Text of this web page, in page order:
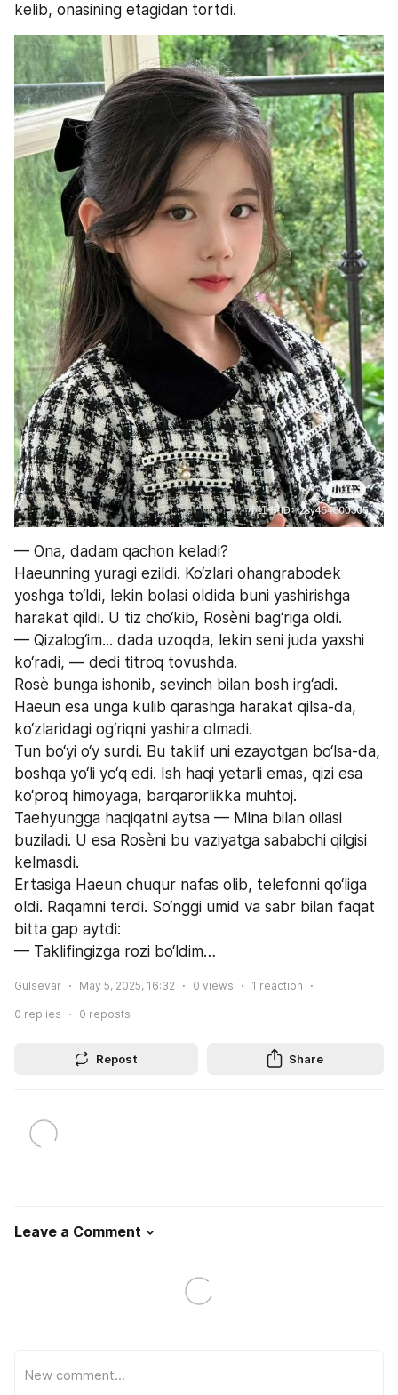
kelib, onasining etagidan tortdi.
— Ona, dadam qachon keladi?
Haeunning yuragi ezildi. Ko‘zlari ohangrabodek
yoshga to‘ldi, lekin bolasi oldida buni yashirishga
harakat qildi. U tiz cho‘kib, Rosèni bag‘riga oldi.
— Qizalog‘im... dada uzoqda, lekin seni juda yaxshi
ko‘radi, — dedi titroq tovushda.
Rosè bunga ishonib, sevinch bilan bosh irg‘adi.
Haeun esa unga kulib qarashga harakat qilsa-da,
ko‘zlaridagi og‘riqni yashira olmadi.
Tun bo‘yi o‘y surdi. Bu taklif uni ezayotgan bo‘lsa-da,
boshqa yo‘li yo‘q edi. Ish haqi yetarli emas, qizi esa
ko‘proq himoyaga, barqarorlikka muhtoj.
Taehyungga haqiqatni aytsa — Mina bilan oilasi
buziladi. U esa Rosèni bu vaziyatga sababchi qilgisi
kelmasdi.
Ertasiga Haeun chuqur nafas olib, telefonni qo‘liga
oldi. Raqamni terdi. So‘nggi umid va sabr bilan faqat
bitta gap aytdi:
— Taklifingizga rozi bo‘ldim…
Gulsevar May 5, 2025, 16:32 0 views 1 reaction
0 replies 0 reposts
Repost Share
Leave a Comment